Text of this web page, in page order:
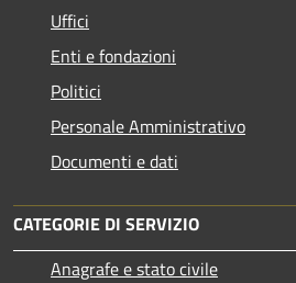
Uffici
Enti e fondazioni
Politici
Personale Amministrativo
Documenti e dati
CATEGORIE DI SERVIZIO
Anagrafe e stato civile